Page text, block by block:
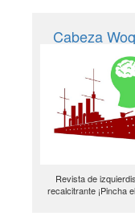
Cabeza
Revista de
recalcitrante ¡Pincha